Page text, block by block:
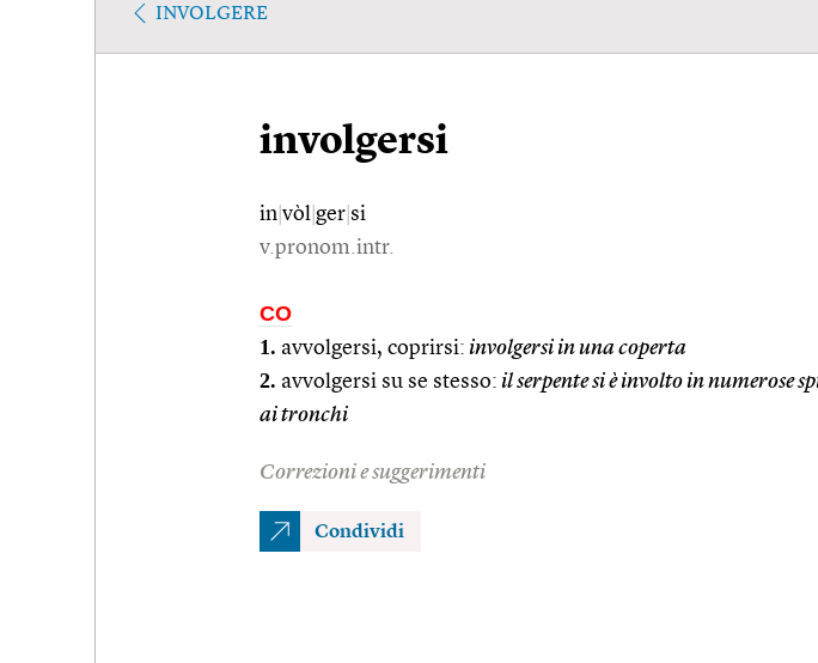
INVOLGERE
involgersi
in vòl ger si
v.pronom.intr.
CO
1. avvolgersi, coprirsi: involgersi in una coperta
2. avvolgersi su se stesso: il serpente si è involto in numerose
ai tronchi
Correzioni e suggerimenti
Condividi